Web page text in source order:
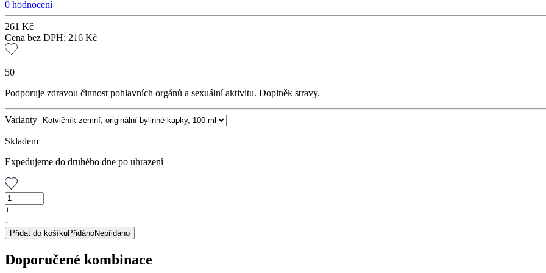
0 hodnocení
261 Kč
Cena bez DPH: 216 Kč
50
Podporuje zdravou činnost pohlavních orgánů a sexuální aktivitu. Doplněk stravy.
Varianty
Skladem
Expedujeme do druhého dne po uhrazení
Kotvičník
zemní,
bylinné
kapky,
ml
+
-
Přidat do košíkuPřidánoNepřidáno
Doporučené kombinace